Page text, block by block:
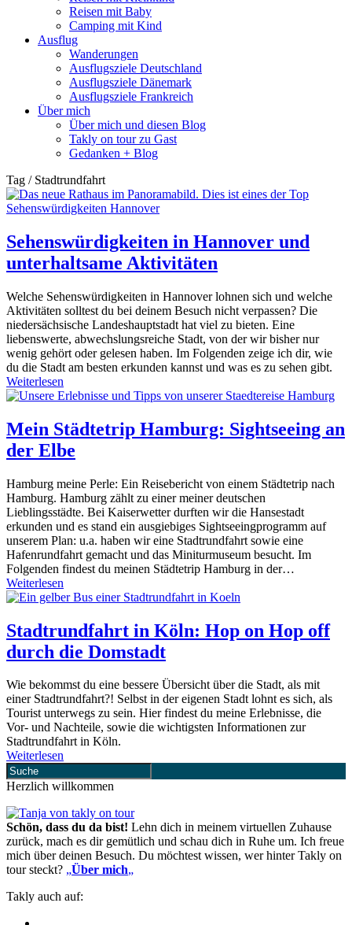
Reisen mit Baby
Camping mit Kind
Ausflug
Wanderungen
Ausflugsziele Deutschland
Ausflugsziele Dänemark
Ausflugsziele Frankreich
Über mich
Über mich und diesen Blog
Takly on tour zu Gast
Gedanken + Blog
Tag / Stadtrundfahrt
Sehenswürdigkeiten in Hannover und
unterhaltsame Aktivitäten
Welche Sehenswürdigkeiten in Hannover lohnen sich und welche
Aktivitäten solltest du bei deinem Besuch nicht verpassen? Die
niedersächsische Landeshauptstadt hat viel zu bieten. Eine
liebenswerte, abwechslungsreiche Stadt, von der wir bisher nur
wenig gehört oder gelesen haben. Im Folgenden zeige ich dir, wie
du die Stadt am besten erkunden kannst und was es zu sehen gibt.
Weiterlesen
Mein Städtetrip Hamburg: Sightseeing an
der Elbe
Hamburg meine Perle: Ein Reisebericht von einem Städtetrip nach
Hamburg. Hamburg zählt zu einer meiner deutschen
Lieblingsstädte. Bei Kaiserwetter durften wir die Hansestadt
erkunden und es stand ein ausgiebiges Sightseeingprogramm auf
unserem Plan: u.a. haben wir eine Stadtrundfahrt sowie eine
Hafenrundfahrt gemacht und das Miniturmuseum besucht. Im
Folgenden findest du meinen Städtetrip Hamburg in der…
Weiterlesen
Stadtrundfahrt in Köln: Hop on Hop off
durch die Domstadt
Wie bekommst du eine bessere Übersicht über die Stadt, als mit
einer Stadtrundfahrt?! Selbst in der eigenen Stadt lohnt es sich, als
Tourist unterwegs zu sein. Hier findest du meine Erlebnisse, die
Vor- und Nachteile, sowie die wichtigsten Informationen zur
Stadtrundfahrt in Köln.
Weiterlesen
Herzlich willkommen
Schön, dass du da bist! Lehn dich in meinem virtuellen Zuhause
zurück, mach es dir gemütlich und schau dich in Ruhe um. Ich freue
mich über deinen Besuch. Du möchtest wissen, wer hinter Takly on
tour steckt? „Über mich„
Takly auch auf: